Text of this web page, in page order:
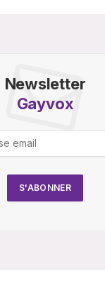
Newsletter
Gayvox